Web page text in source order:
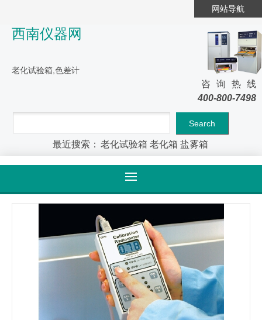
网站导航
西南仪器网
老化试验箱,色差计
咨询热线
400-800-7498
最近搜索： 老化试验箱 老化箱 盐雾箱
产品详情